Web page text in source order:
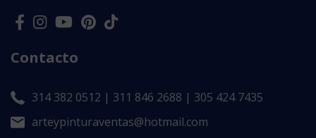
Contacto
314 382 0512 | 311 846 2688 | 305 424 7435
arteypinturaventas@hotmail.com